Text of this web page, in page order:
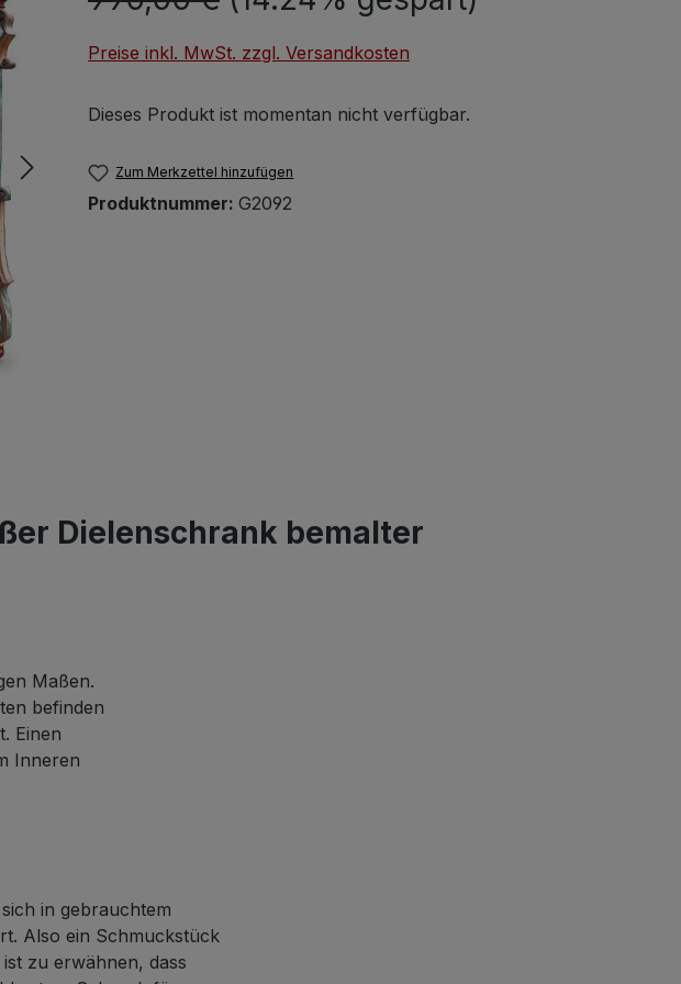
Preise inkl. MwSt. zzgl. Versandkosten
Dieses Produkt ist momentan nicht verfügbar.
Zum Merkzettel hinzufügen
Produktnummer: G2092
Dielenschrank bemalter
Maßen.
befinden
Einen
Inneren
in gebrauchtem
Also ein Schmuckstück
zu erwähnen, dass